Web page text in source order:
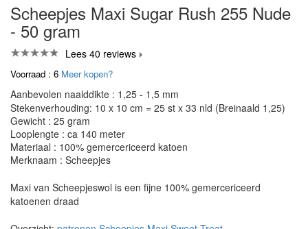
Scheepjes Maxi Sugar Rush 255 Nude
- 50 gram
Lees 40 reviews
Voorraad : 6 Meer kopen?
Aanbevolen naalddikte : 1,25 - 1,5 mm
Stekenverhouding: 10 x 10 cm = 25 st x 33 nld (Breinaald 1,25)
Gewicht : 25 gram
Looplengte : ca 140 meter
Materiaal : 100% gemercericeerd katoen
Merknaam : Scheepjes
Maxi van Scheepjeswol is een fijne 100% gemercericeerd
katoenen draad